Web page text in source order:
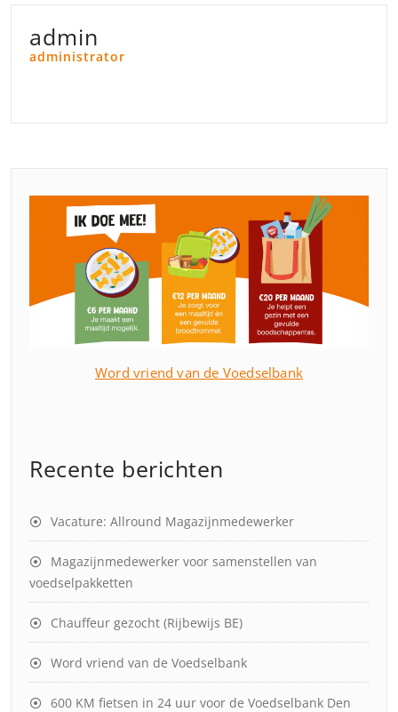
admin
administrator
Word vriend van de Voedselbank
Recente berichten
Vacature: Allround Magazijnmedewerker
Magazijnmedewerker voor samenstellen van
voedselpakketten
Chauffeur gezocht (Rijbewijs BE)
Word vriend van de Voedselbank
600 KM fietsen in 24 uur voor de Voedselbank Den